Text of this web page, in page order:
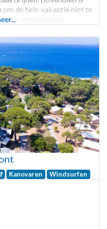
de hele vakantie niet te
is geopend van
Kanovaren Windsurfen